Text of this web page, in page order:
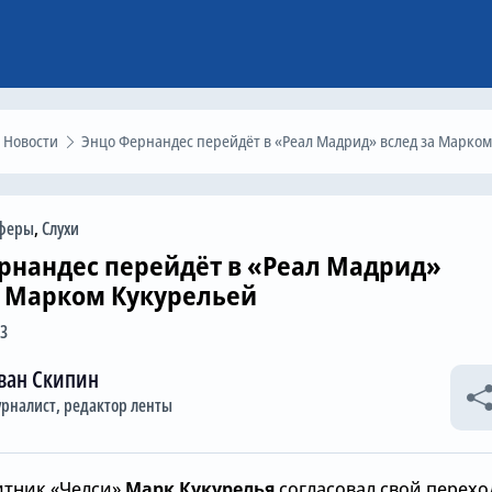
Новости Энцо Фернандес перейдёт в «Реал Мадрид» вслед за Марком Кукурельей
,Слухи
перейдёт в «Реал Мадрид»
Марком Кукурельей
Скипин
редактор ленты